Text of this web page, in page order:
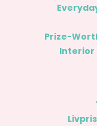
Prize-
Interior